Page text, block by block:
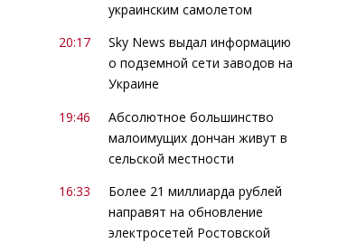
украинским самолетом
20:17
Sky News выдал информацию
о подземной сети заводов на
Украине
19:46
Абсолютное большинство
малоимущих дончан живут в
сельской местности
16:33
Более 21 миллиарда рублей
направят на обновление
электросетей Ростовской